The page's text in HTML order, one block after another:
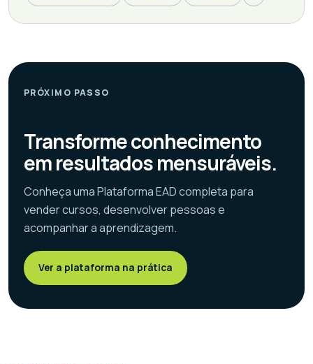
PRÓXIMO PASSO
Transforme conhecimento
em resultados mensuráveis.
Conheça uma Plataforma EAD completa para
vender cursos, desenvolver pessoas e
acompanhar a aprendizagem.
Ver a plataforma na prática